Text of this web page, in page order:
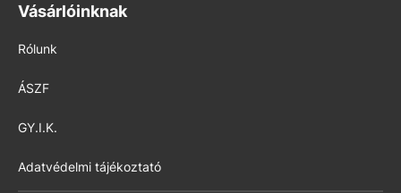
Vásárlóinknak
Rólunk
ÁSZF
GY.I.K.
Adatvédelmi tájékoztató